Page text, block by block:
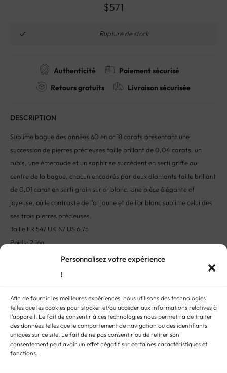
Personnalisez votre expérience
!
Afin de fournir les meilleures expériences, nous utilisons des technologies
telles que les cookies pour stocker et/ou accéder aux informations relatives à
l'appareil. Le fait de consentir à ces technologies nous permettra de traiter
des données telles que le comportement de navigation ou des identifiants
uniques sur ce site. Le fait de ne pas consentir ou de retirer son
consentement peut avoir un effet négatif sur certaines caractéristiques et
fonctions.
$571
Rupture de stock
Authenticité
Paiement sécurisé
Retours gratuits
Livraison sécurisée
DESCRIPTION
Sublime bague des années 60 en or 18 carats présentant une
succession de pierres précieuses taille brillant de 0,04 carats: un
rubis, une émeraude et un saphir se succèdent en serti griffe au
centre de la bague, chacun encadrés par deux diamants taille brillant
de 0,01 carat en serti grain sur or blanc. Une pièce élégante et
joyeuse, où le contraste de l’or jaune et de l’or blanc sublime celui des
ses trois pierres précieuses.
Taille FR 54/ UK N/ US 6,75
Poids: 2,16g
particulière, les pièces de bijouterie de style tutti frutti gagnèrent en
popularité à partir de la moitié du XXème siècle et se caractérisent
par un mélange d’au moins trois pierres précieuses de couleur
différentes pour un effet multicolore harmonieux et joyeux. On
distingue le plus souvent des tutti frutti de couleurs primaires vives et